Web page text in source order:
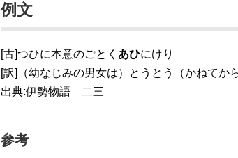
例文
[古]つひに本意のごとく あひにけり
[訳]（幼なじみの男女は）とうとう（かねてか
出典:伊勢物語 二三
参考